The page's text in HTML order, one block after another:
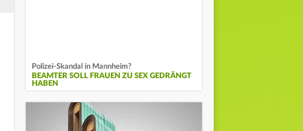
Polizei-Skandal in Mannheim?
BEAMTER SOLL FRAUEN ZU SEX GEDRÄNGT
HABEN